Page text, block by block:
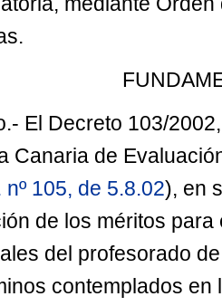
El Decreto 103/
Canaria de
nº 105, de 5.8.02), en
de los méritos
del profesorado
contemplados